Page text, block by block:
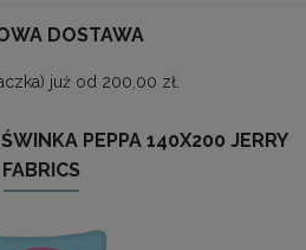
DOSTAWA
już od 200,00 zł.
PEPPA 140X200 JERRY
FABRICS